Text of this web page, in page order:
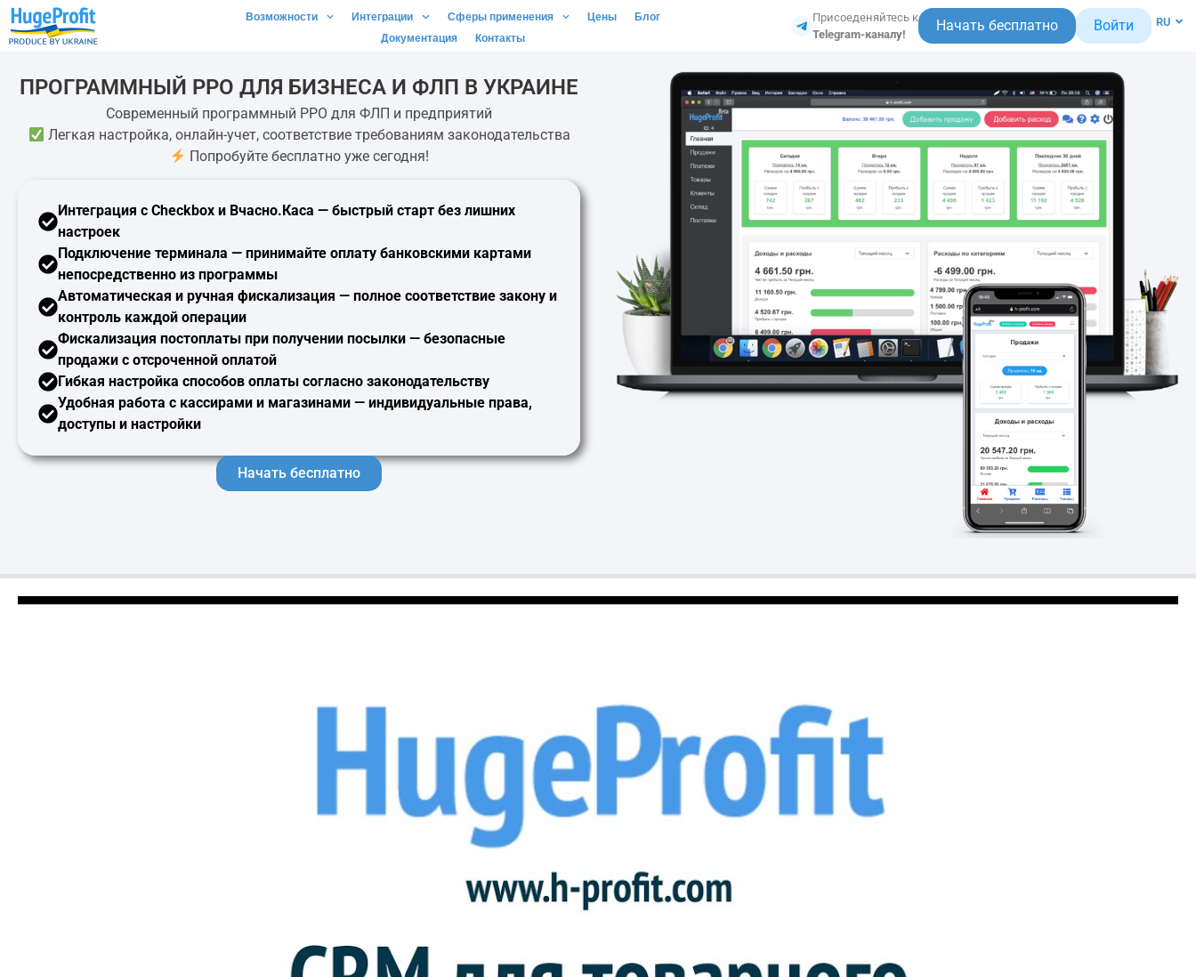
Возможности Интеграции Сферы применения Цены
Блог
Документация
Контакты
Присоеденяйтесь к
Telegram-каналу!
Начать бесплатно Войти RU
PL
ПРОГРАММНЫЙ РРО ДЛЯ БИЗНЕСА И ФЛП В УКРАИНЕ
Современный программный РРО для ФЛП и предприятий
Легкая настройка, онлайн-учет, соответствие требованиям законодательства
Попробуйте бесплатно уже сегодня!
Интеграция с Checkbox и Вчасно.Каса — быстрый старт без лишних
настроек
Подключение терминала — принимайте оплату банковскими картами
непосредственно из программы
Автоматическая и ручная фискализация — полное соответствие закону и
контроль каждой операции
Фискализация постоплаты при получении посылки — безопасные
продажи с отсроченной оплатой
Гибкая настройка способов оплаты согласно законодательству
Удобная работа с кассирами и магазинами — индивидуальные права,
доступы и настройки
Начать бесплатно